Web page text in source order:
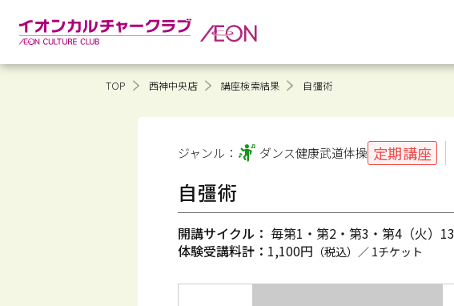
TOP 西神中央店 講座検索結果 自彊術
ジャンル： ダンス健康武道体操 定期講座
自彊術
開講サイクル： 毎第1・第2・第3・第4（火）
体験受講料計： 1,100円 （税込）／ 1チケット